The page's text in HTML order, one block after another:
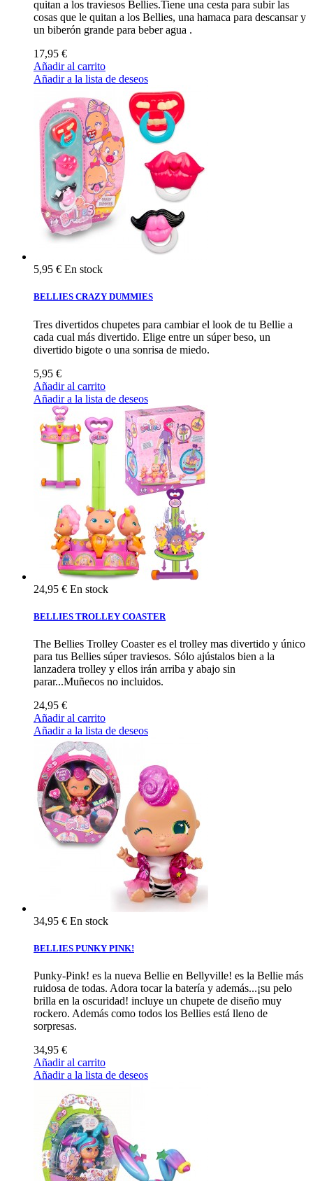
quitan a los traviesos Bellies.Tiene una cesta para subir las
cosas que le quitan a los Bellies, una hamaca para descansar y
un biberón grande para beber agua .
17,95 €
Añadir al carrito
Añadir a la lista de deseos
5,95 € En stock
BELLIES CRAZY DUMMIES
Tres divertidos chupetes para cambiar el look de tu Bellie a
cada cual más divertido. Elige entre un súper beso, un
divertido bigote o una sonrisa de miedo.
5,95 €
Añadir al carrito
Añadir a la lista de deseos
24,95 € En stock
BELLIES TROLLEY COASTER
The Bellies Trolley Coaster es el trolley mas divertido y único
para tus Bellies súper traviesos. Sólo ajústalos bien a la
lanzadera trolley y ellos irán arriba y abajo sin
parar...Muñecos no incluidos.
24,95 €
Añadir al carrito
Añadir a la lista de deseos
34,95 € En stock
BELLIES PUNKY PINK!
Punky-Pink! es la nueva Bellie en Bellyville! es la Bellie más
ruidosa de todas. Adora tocar la batería y además...¡su pelo
brilla en la oscuridad! incluye un chupete de diseño muy
rockero. Además como todos los Bellies está lleno de
sorpresas.
34,95 €
Añadir al carrito
Añadir a la lista de deseos